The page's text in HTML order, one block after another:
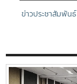
ข่าวประชาสัมพันธ์